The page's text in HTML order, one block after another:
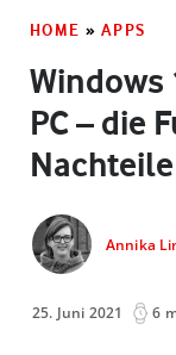
HOME » APPS
Windows
PC – die
Annika
25. Juni 2021 6